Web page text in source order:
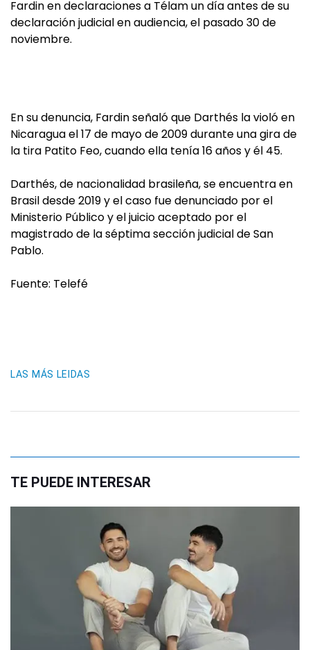
Fardin en declaraciones a Télam un día antes de su
declaración judicial en audiencia, el pasado 30 de
noviembre.
En su denuncia, Fardin señaló que Darthés la violó en
Nicaragua el 17 de mayo de 2009 durante una gira de
la tira Patito Feo, cuando ella tenía 16 años y él 45.
Darthés, de nacionalidad brasileña, se encuentra en
Brasil desde 2019 y el caso fue denunciado por el
Ministerio Público y el juicio aceptado por el
magistrado de la séptima sección judicial de San
Pablo.
Fuente: Telefé
LAS MÁS LEIDAS
TE PUEDE INTERESAR